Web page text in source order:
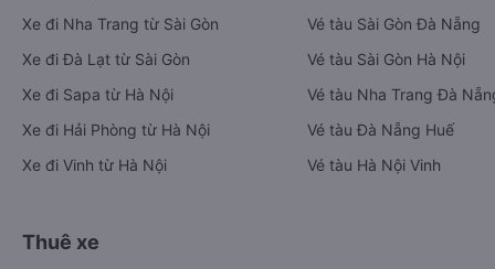
Xe đi Nha Trang từ Sài Gòn
Xe đi Đà Lạt từ Sài Gòn
Xe đi Sapa từ Hà Nội
Xe đi Hải Phòng từ Hà Nội
Xe đi Vinh từ Hà Nội
Vé tàu Sài Gòn Đà Nẵng
Vé tàu Sài Gòn Hà Nội
Vé tàu Nha Trang Đà
Vé tàu Đà Nẵng Huế
Vé tàu Hà Nội Vinh
Thuê xe